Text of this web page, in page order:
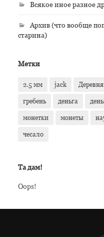
Всякое иное разное
Архив (что вообще
старина)
Метки
2.5 мм jack Деревня
гребень деньга
монетки монеты
чесало
Та дам!
Oops!